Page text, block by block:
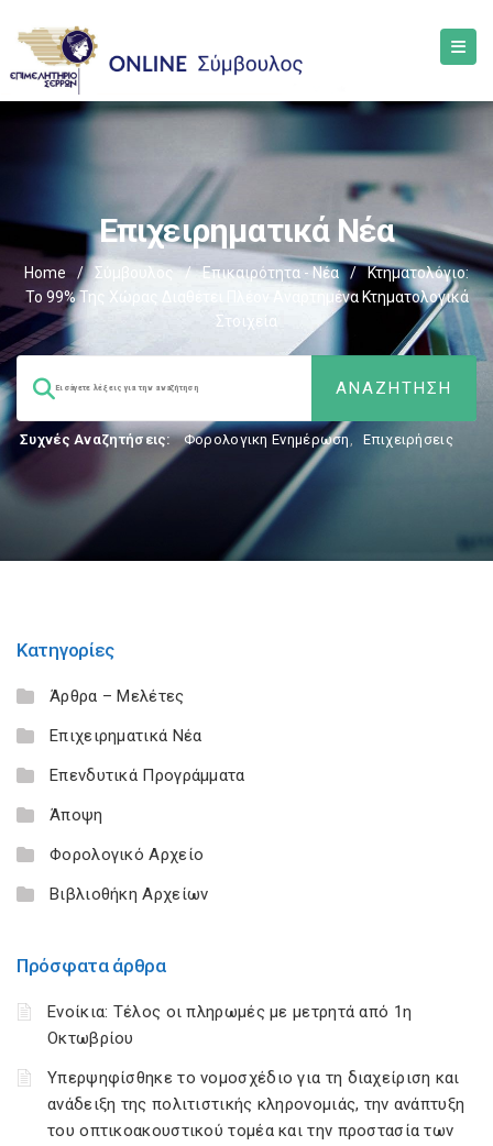
Επιχειρηματικά Νέα
Home / Σύμβουλος / Επικαιρότητα - Νέα /
Κτηματολόγιο:
Το 99% Της Χώρας Διαθέτει Πλέον Αναρτημένα Κτηματολογικά
Στοιχεία
Συχνές Αναζητήσεις: Φορολογικη Ενημέρωση, Επιχειρήσεις
Κατηγορίες
Άρθρα – Μελέτες
Επιχειρηματικά Νέα
Επενδυτικά Προγράμματα
Άποψη
Φορολογικό Αρχείο
Βιβλιοθήκη Αρχείων
Πρόσφατα άρθρα
Ενοίκια: Τέλος οι πληρωμές με μετρητά από 1η
Οκτωβρίου
Υπερψηφίσθηκε το νομοσχέδιο για τη διαχείριση και
ανάδειξη της πολιτιστικής κληρονομιάς, την ανάπτυξη
του οπτικοακουστικού τομέα και την προστασία των